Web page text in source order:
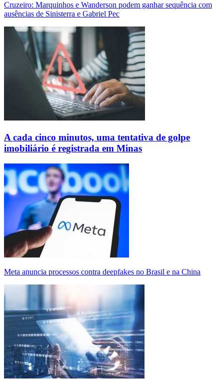
Cruzeiro: Marquinhos e Wanderson podem ganhar sequência com
ausências de Sinisterra e Gabriel Pec
A cada cinco minutos, uma tentativa de golpe
imobiliário é registrada em Minas
Meta anuncia processos contra deepfakes no Brasil e na China